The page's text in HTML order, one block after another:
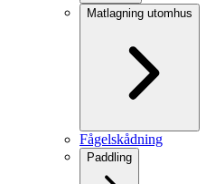
Matlagning utomhus
Fågelskådning
Paddling